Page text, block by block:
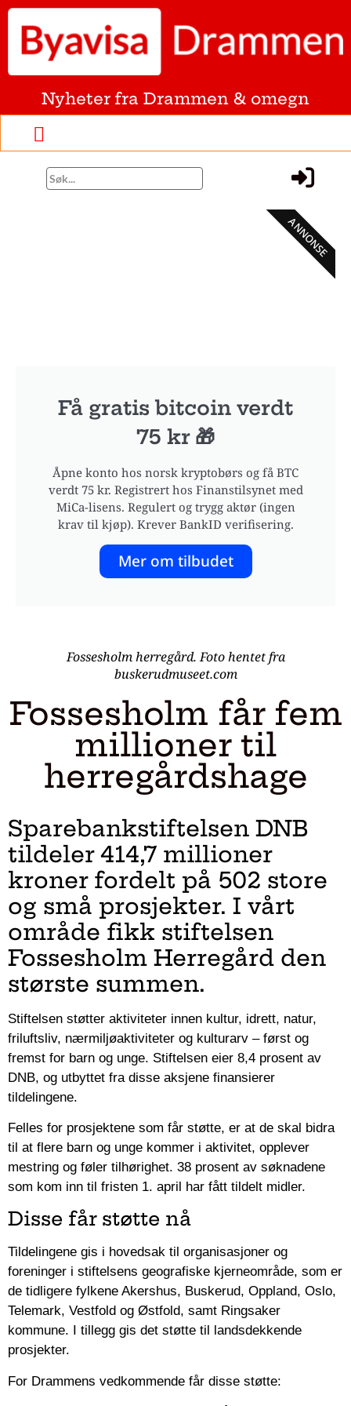
Nyheter fra Drammen & omegn
Få gratis bitcoin verdt
75 kr 🎁
Åpne konto hos norsk kryptobørs og få BTC
verdt 75 kr. Registrert hos Finanstilsynet med
MiCa-lisens. Regulert og trygg aktør (ingen
krav til kjøp). Krever BankID verifisering.
Mer om tilbudet
ANNONSE
Fossesholm herregård. Foto hentet fra
buskerudmuseet.com
Fossesholm får fem
millioner til
herregårdshage
Sparebankstiftelsen DNB
tildeler 414,7 millioner
kroner fordelt på 502 store
og små prosjekter. I vårt
område fikk stiftelsen
Fossesholm Herregård den
største summen.
Stiftelsen støtter aktiviteter innen kultur, idrett, natur,
friluftsliv, nærmiljøaktiviteter og kulturarv – først og
fremst for barn og unge. Stiftelsen eier 8,4 prosent av
DNB, og utbyttet fra disse aksjene finansierer
tildelingene.
Felles for prosjektene som får støtte, er at de skal bidra
til at flere barn og unge kommer i aktivitet, opplever
mestring og føler tilhørighet. 38 prosent av søknadene
som kom inn til fristen 1. april har fått tildelt midler.
Disse får støtte nå
Tildelingene gis i hovedsak til organisasjoner og
foreninger i stiftelsens geografiske kjerneområde, som er
de tidligere fylkene Akershus, Buskerud, Oppland, Oslo,
Telemark, Vestfold og Østfold, samt Ringsaker
kommune. I tillegg gis det støtte til landsdekkende
prosjekter.
For Drammens vedkommende får disse støtte: